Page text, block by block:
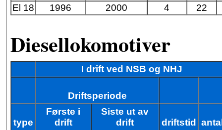
El 18
1996 2000 4 22
Diesellokomotiver
I drift ved NSB og NHJ
Driftsperiode
type
Første i
drift
Siste ut av
drift
driftstid